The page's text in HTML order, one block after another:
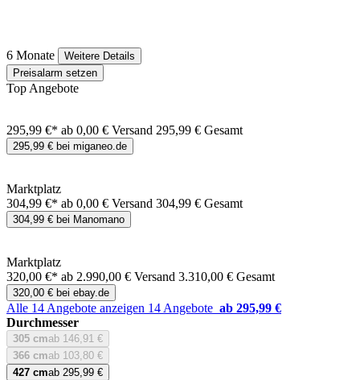
6 Monate
Weitere Details
Preisalarm setzen
Top Angebote
295,99 €* ab 0,00 € Versand 295,99 € Gesamt
295,99 € bei miganeo.de
Marktplatz
304,99 €* ab 0,00 € Versand 304,99 € Gesamt
304,99 € bei Manomano
Marktplatz
320,00 €* ab 2.990,00 € Versand 3.310,00 € Gesamt
320,00 € bei ebay.de
Alle 14 Angebote anzeigen 14 Angebote ab 295,99 €
Durchmesser
305 cmab 146,91 €
366 cmab 103,80 €
427 cmab 295,99 €